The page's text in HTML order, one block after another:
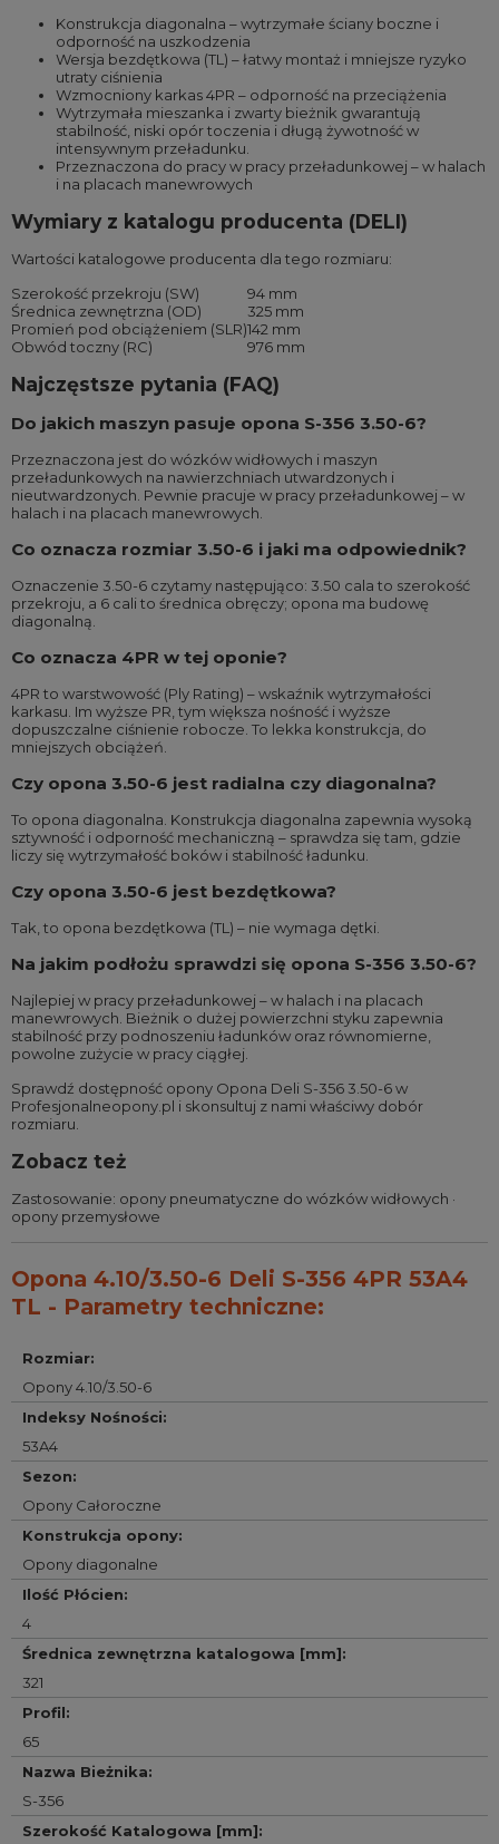
Konstrukcja diagonalna – wytrzymałe ściany boczne i
odporność na uszkodzenia
Wersja bezdętkowa (TL) – łatwy montaż i mniejsze ryzyko
utraty ciśnienia
Wzmocniony karkas 4PR – odporność na przeciążenia
Wytrzymała mieszanka i zwarty bieżnik gwarantują
stabilność, niski opór toczenia i długą żywotność w
intensywnym przeładunku.
Przeznaczona do pracy w pracy przeładunkowej – w halach
i na placach manewrowych
Wymiary z katalogu producenta (DELI)
Wartości katalogowe producenta dla tego rozmiaru:
Szerokość przekroju (SW)
94 mm
Średnica zewnętrzna (OD)
325 mm
Promień pod obciążeniem (SLR)142 mm
Obwód toczny (RC)
976 mm
Najczęstsze pytania (FAQ)
Do jakich maszyn pasuje opona S-356 3.50-6?
Przeznaczona jest do wózków widłowych i maszyn
przeładunkowych na nawierzchniach utwardzonych i
nieutwardzonych. Pewnie pracuje w pracy przeładunkowej – w
halach i na placach manewrowych.
Co oznacza rozmiar 3.50-6 i jaki ma odpowiednik?
Oznaczenie 3.50-6 czytamy następująco: 3.50 cala to szerokość
przekroju, a 6 cali to średnica obręczy; opona ma budowę
diagonalną.
Co oznacza 4PR w tej oponie?
4PR to warstwowość (Ply Rating) – wskaźnik wytrzymałości
karkasu. Im wyższe PR, tym większa nośność i wyższe
dopuszczalne ciśnienie robocze. To lekka konstrukcja, do
mniejszych obciążeń.
Czy opona 3.50-6 jest radialna czy diagonalna?
To opona diagonalna. Konstrukcja diagonalna zapewnia wysoką
sztywność i odporność mechaniczną – sprawdza się tam, gdzie
liczy się wytrzymałość boków i stabilność ładunku.
Czy opona 3.50-6 jest bezdętkowa?
Tak, to opona bezdętkowa (TL) – nie wymaga dętki.
Na jakim podłożu sprawdzi się opona S-356 3.50-6?
Najlepiej w pracy przeładunkowej – w halach i na placach
manewrowych. Bieżnik o dużej powierzchni styku zapewnia
stabilność przy podnoszeniu ładunków oraz równomierne,
powolne zużycie w pracy ciągłej.
Sprawdź dostępność opony Opona Deli S-356 3.50-6 w
Profesjonalneopony.pl i skonsultuj z nami właściwy dobór
rozmiaru.
Zobacz też
Zastosowanie: opony pneumatyczne do wózków widłowych ·
opony przemysłowe
Opona 4.10/3.50-6 Deli S-356 4PR 53A4
TL - Parametry techniczne:
Rozmiar:
Opony 4.10/3.50-6
Indeksy Nośności:
53A4
Sezon:
Opony Całoroczne
Konstrukcja opony:
Opony diagonalne
Ilość Płócien:
4
Średnica zewnętrzna katalogowa [mm]:
321
Profil:
65
Nazwa Bieżnika:
S-356
Szerokość Katalogowa [mm]: